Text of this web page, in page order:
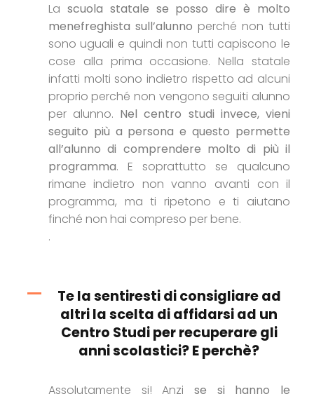
La scuola statale se posso dire è molto
menefreghista sull’alunno perché non tutti
sono uguali e quindi non tutti capiscono le
cose alla prima occasione. Nella statale
infatti molti sono indietro rispetto ad alcuni
proprio perché non vengono seguiti alunno
per alunno. Nel centro studi invece, vieni
seguito più a persona e questo permette
all’alunno di comprendere molto di più il
programma. E soprattutto se qualcuno
rimane indietro non vanno avanti con il
programma, ma ti ripetono e ti aiutano
finché non hai compreso per bene.
.
Te la sentiresti di consigliare ad
altri la scelta di affidarsi ad un
Centro Studi per recuperare gli
anni scolastici? E perchè?
Assolutamente si! Anzi se si hanno le